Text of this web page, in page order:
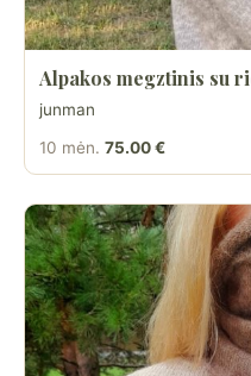
Alpakos megztinis su
junman
10 mėn. 75.00 €